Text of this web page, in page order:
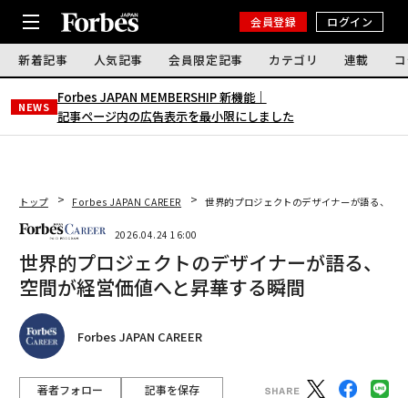
会員登録 ログイン
新着記事 人気記事 会員限定記事 カテゴリ 連載
NEWS
Forbes JAPAN MEMBERSHIP 新機能｜
記事ページ内の広告表示を最小限にしました
トップ Forbes JAPAN CAREER 世界的プロジェクトのデザイナーが語る、空
2026.04.24 16:00
世界的プロジェクトのデザイナーが語る、
空間が経営価値へと昇華する瞬間
Forbes JAPAN CAREER
著者フォロー 記事を保存